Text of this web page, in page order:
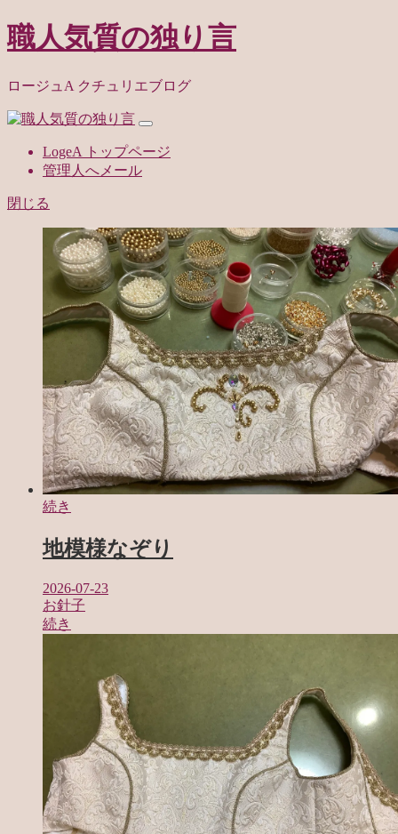
職人気質の独り言
ロージュA クチュリエブログ
LogeA トップページ
管理人へメール
閉じる
続き
地模様なぞり
2026-07-23
お針子
続き